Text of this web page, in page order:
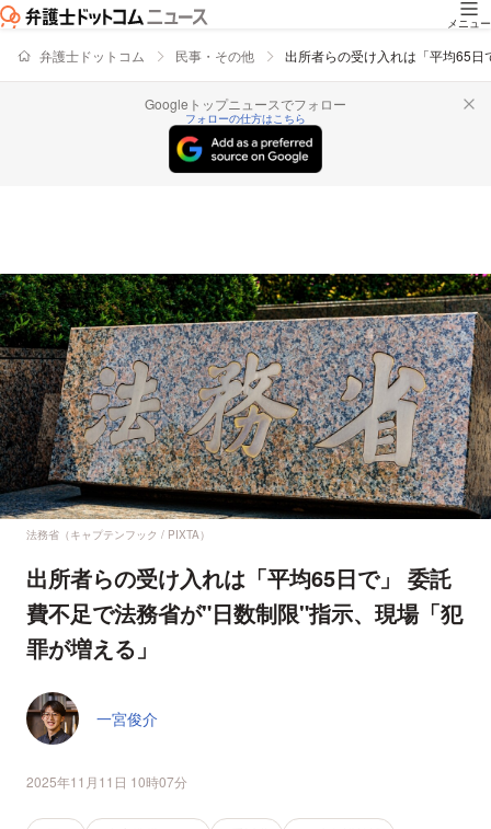
メニュー
弁護士ドットコム 民事・その他 出所者らの受け入れは「平均65
Googleトップニュースでフォロー
フォローの仕方はこちら
法務省（キャプテンフック / PIXTA）
出所者らの受け入れは「平均65日で」 委託
費不足で法務省が"日数制限"指示、現場「犯
罪が増える」
一宮俊介
2025年11月11日 10時07分